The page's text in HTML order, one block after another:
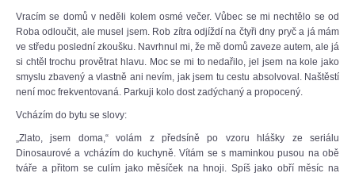
Vracím se domů v neděli kolem osmé večer. Vůbec se mi nechtělo se od
Roba odloučit, ale musel jsem. Rob zítra odjíždí na čtyři dny pryč a já mám
ve středu poslední zkoušku. Navrhnul mi, že mě domů zaveze autem, ale já
si chtěl trochu provětrat hlavu. Moc se mi to nedařilo, jel jsem na kole jako
smyslu zbavený a vlastně ani nevím, jak jsem tu cestu absolvoval. Naštěstí
není moc frekventovaná. Parkuji kolo dost zadýchaný a propocený.
Vcházím do bytu se slovy:
„Zlato, jsem doma,“ volám z předsíně po vzoru hlášky ze seriálu
Dinosaurové a vcházím do kuchyně. Vítám se s maminkou pusou na obě
tváře a přitom se culím jako měsíček na hnoji. Spíš jako obří měsíc na